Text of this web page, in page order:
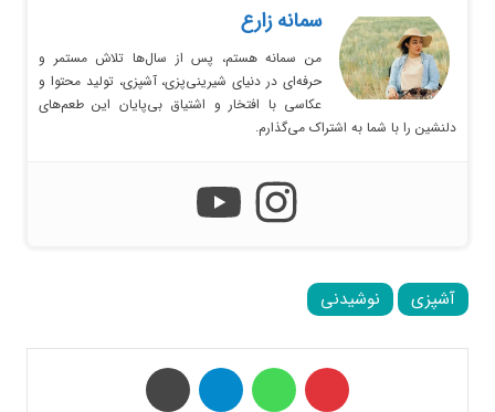
سمانه زارع
من سمانه هستم، پس از سال‌ها تلاش مستمر و
حرفه‌ای در دنیای شیرینی‌پزی، آشپزی، تولید محتوا و
عکاسی با افتخار و اشتیاق بی‌پایان این طعم‌های
دلنشین را با شما به اشتراک می‌گذارم.
آشپزی نوشیدنی